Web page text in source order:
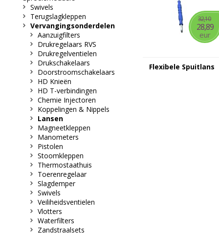
32,10
28,89
eur
Flexibele Spuitlans
Swivels
Terugslagkleppen
Vervangingsonderdelen
Aanzuigfilters
Drukregelaars RVS
Drukregelventielen
Drukschakelaars
Doorstroomschakelaars
HD Knieën
HD T-verbindingen
Chemie Injectoren
Koppelingen & Nippels
Lansen
Magneetkleppen
Manometers
Pistolen
Stoomkleppen
Thermostaathuis
Toerenregelaar
Slagdemper
Swivels
Veiliheidsventielen
Vlotters
Waterfilters
Zandstraalsets